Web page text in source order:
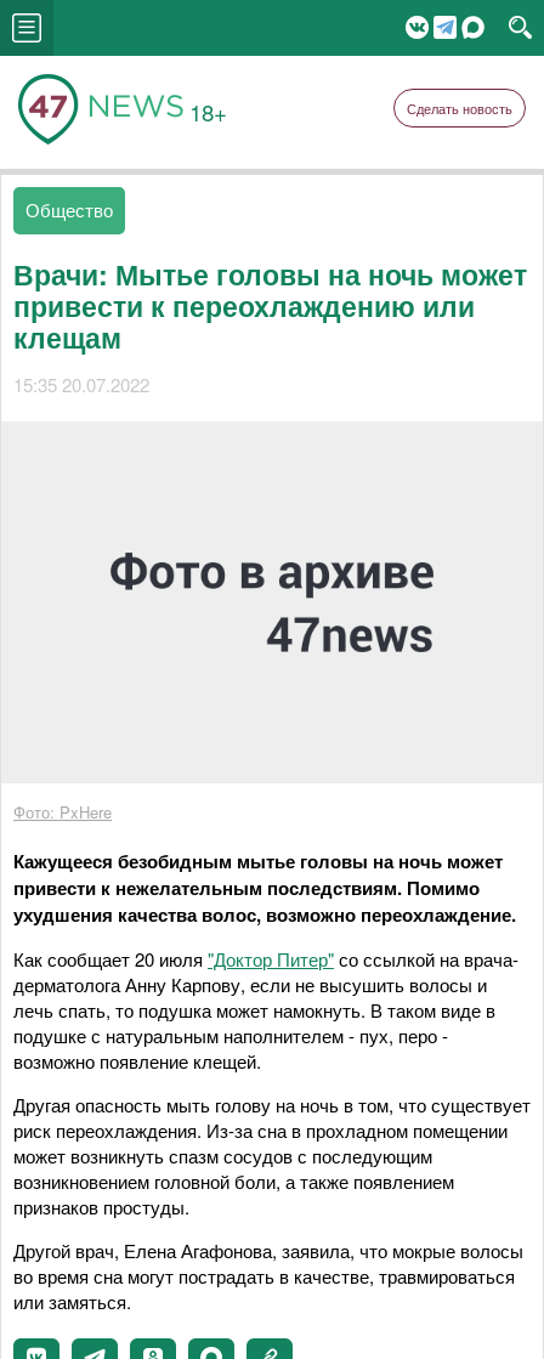
18+ Сделать новость
Общество
Врачи: Мытье головы на ночь может
привести к переохлаждению или
клещам
15:35 20.07.2022
Фото: PxHere
Кажущееся безобидным мытье головы на ночь может
привести к нежелательным последствиям. Помимо
ухудшения качества волос, возможно переохлаждение.
Как сообщает 20 июля "Доктор Питер"со ссылкой на врача-
дерматолога Анну Карпову, если не высушить волосы и
лечь спать, то подушка может намокнуть. В таком виде в
подушке с натуральным наполнителем - пух, перо -
возможно появление клещей.
Другая опасность мыть голову на ночь в том, что существует
риск переохлаждения. Из-за сна в прохладном помещении
может возникнуть спазм сосудов с последующим
возникновением головной боли, а также появлением
признаков простуды.
Другой врач, Елена Агафонова, заявила, что мокрые волосы
во время сна могут пострадать в качестве, травмироваться
или замяться.